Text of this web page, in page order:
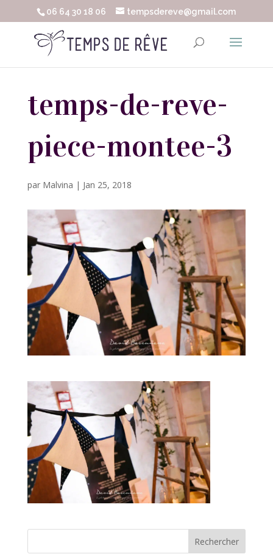
06 64 30 18 06 tempsdereve@gmail.com
temps-de-reve-
piece-montee-3
par Malvina | Jan 25, 2018